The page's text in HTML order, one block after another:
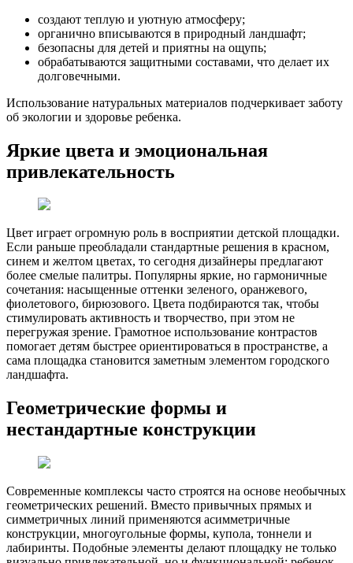
создают теплую и уютную атмосферу;
органично вписываются в природный ландшафт;
безопасны для детей и приятны на ощупь;
обрабатываются защитными составами, что делает их
долговечными.
Использование натуральных материалов подчеркивает заботу
об экологии и здоровье ребенка.
Яркие цвета и эмоциональная
привлекательность
Цвет играет огромную роль в восприятии детской площадки.
Если раньше преобладали стандартные решения в красном,
синем и желтом цветах, то сегодня дизайнеры предлагают
более смелые палитры. Популярны яркие, но гармоничные
сочетания: насыщенные оттенки зеленого, оранжевого,
фиолетового, бирюзового. Цвета подбираются так, чтобы
стимулировать активность и творчество, при этом не
перегружая зрение. Грамотное использование контрастов
помогает детям быстрее ориентироваться в пространстве, а
сама площадка становится заметным элементом городского
ландшафта.
Геометрические формы и
нестандартные конструкции
Современные комплексы часто строятся на основе необычных
геометрических решений. Вместо привычных прямых и
симметричных линий применяются асимметричные
конструкции, многоугольные формы, купола, тоннели и
лабиринты. Подобные элементы делают площадку не только